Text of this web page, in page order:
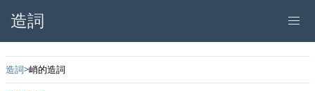
造詞
造詞 峭的造詞